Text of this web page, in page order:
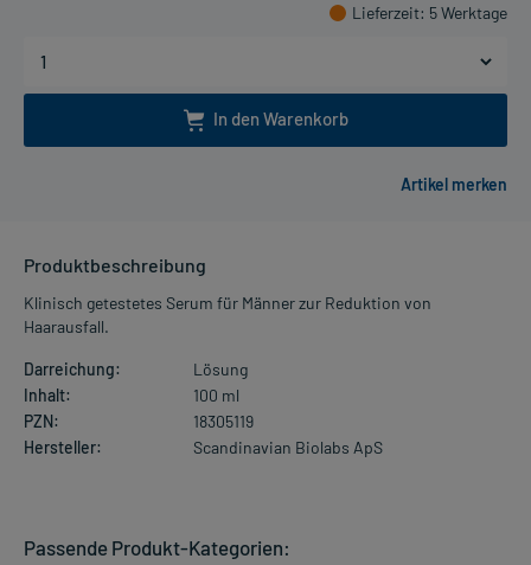
Lieferzeit: 5 Werktage
In den Warenkorb
Produktbeschreibung
Klinisch getestetes Serum für Männer zur Reduktion von
Haarausfall.
Darreichung:
Lösung
Inhalt:
100 ml
PZN:
18305119
Hersteller:
Scandinavian Biolabs ApS
Passende Produkt-Kategorien: